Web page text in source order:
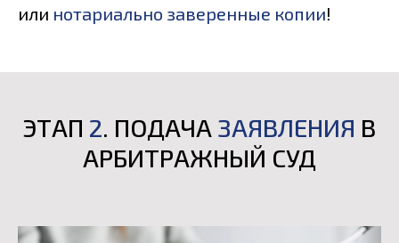
или нотариально заверенные копии!
ЭТАП 2. ПОДАЧА ЗАЯВЛЕНИЯ В
АРБИТРАЖНЫЙ СУД